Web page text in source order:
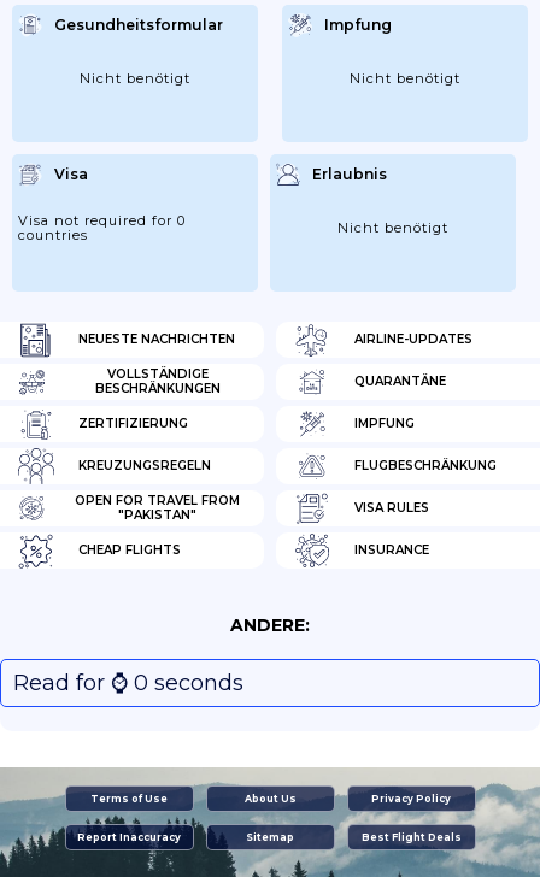
NEUESTE NACHRICHTEN AIRLINE-UPDATES
VOLLSTÄNDIGE
BESCHRÄNKUNGEN
QUARANTÄNE
ZERTIFIZIERUNG IMPFUNG
KREUZUNGSREGELN FLUGBESCHRÄNKUNG
OPEN FOR TRAVEL FROM
"PAKISTAN"
VISA RULES
CHEAP FLIGHTS INSURANCE
Gesundheitsformular
Nicht benötigt
Impfung
Nicht benötigt
Visa
Visa not required for 0
countries
Erlaubnis
Nicht benötigt
ANDERE:
Read for ⌚️ 0 seconds
Terms of Use About Us Privacy Policy
Report Inaccuracy Sitemap Best Flight Deals